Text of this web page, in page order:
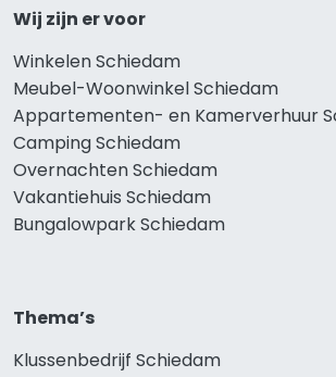
Wij zijn er voor
Winkelen Schiedam
Meubel-Woonwinkel Schiedam
Appartementen- en Kamerverhuur
Camping Schiedam
Overnachten Schiedam
Vakantiehuis Schiedam
Bungalowpark Schiedam
Thema’s
Klussenbedrijf Schiedam